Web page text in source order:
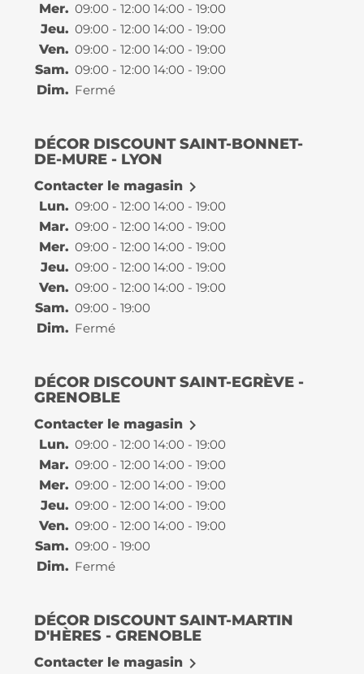
Mer. 09:00 - 12:00 14:00 - 19:00
Jeu. 09:00 - 12:00 14:00 - 19:00
Ven. 09:00 - 12:00 14:00 - 19:00
Sam. 09:00 - 12:00 14:00 - 19:00
Dim. Fermé
DÉCOR DISCOUNT SAINT-BONNET-
DE-MURE - LYON
Contacter le magasin 
Lun. 09:00 - 12:00 14:00 - 19:00
Mar. 09:00 - 12:00 14:00 - 19:00
Mer. 09:00 - 12:00 14:00 - 19:00
Jeu. 09:00 - 12:00 14:00 - 19:00
Ven. 09:00 - 12:00 14:00 - 19:00
Sam. 09:00 - 19:00
Dim. Fermé
DÉCOR DISCOUNT SAINT-EGRÈVE -
GRENOBLE
Contacter le magasin 
Lun. 09:00 - 12:00 14:00 - 19:00
Mar. 09:00 - 12:00 14:00 - 19:00
Mer. 09:00 - 12:00 14:00 - 19:00
Jeu. 09:00 - 12:00 14:00 - 19:00
Ven. 09:00 - 12:00 14:00 - 19:00
Sam. 09:00 - 19:00
Dim. Fermé
DÉCOR DISCOUNT SAINT-MARTIN
D'HÈRES - GRENOBLE
Contacter le magasin 